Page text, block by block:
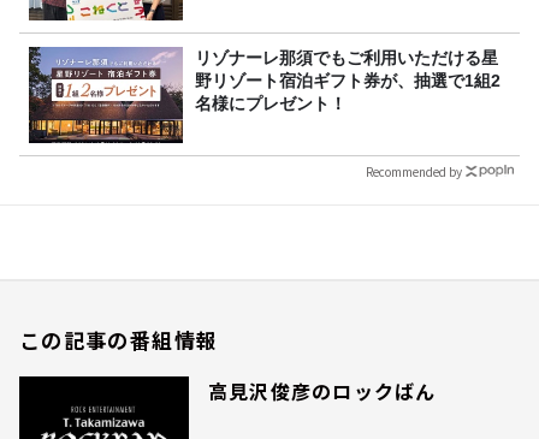
リゾナーレ那須でもご利用いただける星
野リゾート宿泊ギフト券が、抽選で1組2
名様にプレゼント！
Recommended by
この記事の番組情報
高見沢俊彦のロックばん